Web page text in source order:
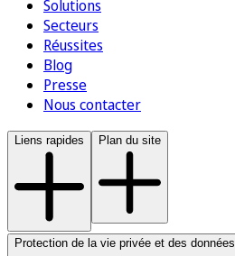
Solutions
Secteurs
Réussites
Blog
Presse
Nous contacter
Liens rapides Plan du site
Protection de la vie privée et des données